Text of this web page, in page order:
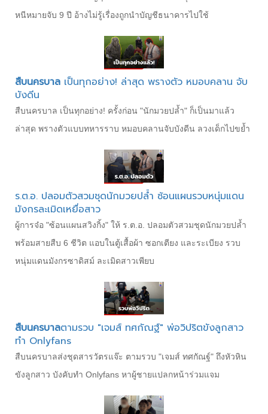
หนีหมายจับ 9 ปี อ้างไม่รู้เรื่องถูกนำบัญชีธนาคารไปใช้
สืบนครบาล เป็นทุกอย่าง! ล่าสุด พรางตัว หมอบคลาน จับ
บังดีน
สืบนครบาล เป็นทุกอย่าง! ครั้งก่อน "นักมวยปล้ำ" ก็เป็นมาแล้ว
ล่าสุด พรางตัวแบบทหารราบ หมอบคลานจับบังดีน ลวงเด็กไปขย้ำ
ร.ต.อ. ปลอมตัวสวมชุดนักมวยปล้ำ ซ้อนแผนรวบหนุ่มแดน
มังกรละเมิดเหยื่อสาว
ผู้การจ๋อ "ซ้อนแผนสวิงกิ้ง" ให้ ร.ต.อ. ปลอมตัวสวมชุดนักมวยปล้ำ
พร้อมสายสืบ 6 ชีวิต แอบในตู้เสื้อผ้า ซอกเตียง และระเบียง รวบ
หนุ่มแดนมังกรซาดิสม์ ละเมิดสาวเพียบ
สืบนครบาลตามรวบ "เจมส์ ทศกัณฐ์" พ่อวิปริตขังลูกสาว
ทำ Onlyfans
สืบนครบาลส่งชุดสารวัตรแจ๊ะ ตามรวบ "เจมส์ ทศกัณฐ์" ถึงหัวหิน
ขังลูกสาว บังคับทำ Onlyfans หาผู้ชายแปลกหน้าร่วมแจม